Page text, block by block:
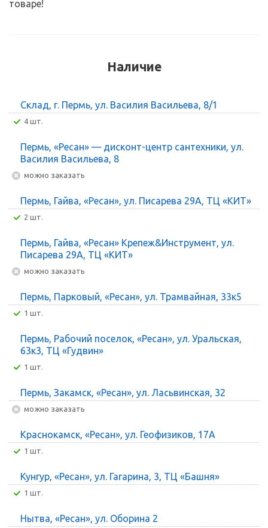
товаре!
Наличие
Склад, г. Пермь, ул. Василия Васильева, 8/1
4 шт.
Пермь, «Ресан» — дисконт-центр сантехники, ул.
Василия Васильева, 8
Можно заказать
Пермь, Гайва, «Ресан», ул. Писарева 29А, ТЦ «КИТ»
2 шт.
Пермь, Гайва, «Ресан» Крепеж&Инструмент, ул.
Писарева 29А, ТЦ «КИТ»
Можно заказать
Пермь, Парковый, «Ресан», ул. Трамвайная, 33к5
1 шт.
Пермь, Рабочий поселок, «Ресан», ул. Уральская,
63к3, ТЦ «Гудвин»
1 шт.
Пермь, Закамск, «Ресан», ул. Ласьвинская, 32
Можно заказать
Краснокамск, «Ресан», ул. Геофизиков, 17А
1 шт.
Кунгур, «Ресан», ул. Гагарина, 3, ТЦ «Башня»
1 шт.
Нытва, «Ресан», ул. Оборина 2